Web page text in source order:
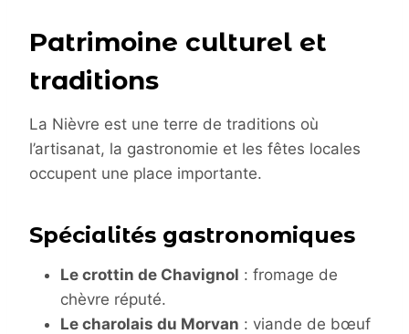
Patrimoine culturel et
traditions
La Nièvre est une terre de traditions où
l’artisanat, la gastronomie et les fêtes locales
occupent une place importante.
Spécialités gastronomiques
Le crottin de Chavignol : fromage de
chèvre réputé.
Le charolais du Morvan : viande de bœuf